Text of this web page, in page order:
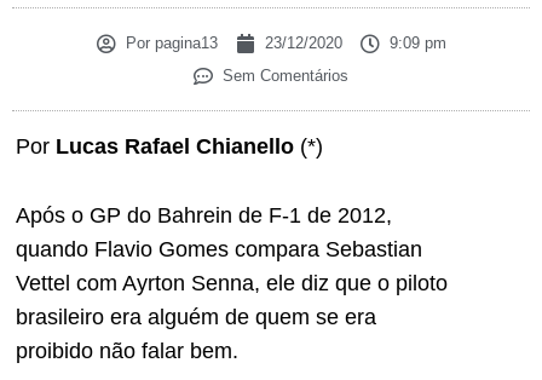
Porpagina13 23/12/2020
9:09 pm
Sem Comentários
Por Lucas Rafael Chianello (*)
Após o GP do Bahrein de F-1 de 2012,
quando Flavio Gomes compara Sebastian
Vettel com Ayrton Senna, ele diz que o piloto
brasileiro era alguém de quem se era
proibido não falar bem.